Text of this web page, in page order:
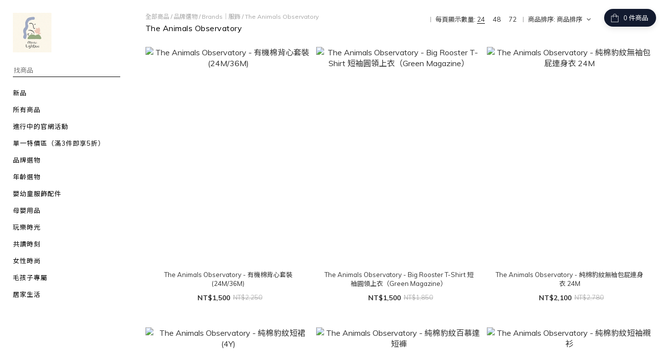
新品
所有商品
進行中的官網活動
單一特價區（滿3件即享5折）
品牌選物
年齡選物
嬰幼童服飾配件
母嬰用品
玩樂時光
共讀時刻
女性時尚
毛孩子專屬
居家生活
件商品
全部商品 / 品牌選物/ Brands｜服飾 /The Animals Observatory
The Animals Observatory
每頁顯示數量: 24 48 72 商品排序: 商品排序
The Animals Observatory - 有機棉背心套裝
(24M/36M)
NT$1,500 NT$2,250
The Animals Observatory - Big Rooster T-Shirt 短
袖圓領上衣（Green Magazine）
NT$1,500 NT$1,850
The Animals Observatory - 純棉豹紋無袖包屁連身
衣 24M
NT$2,100 NT$2,780